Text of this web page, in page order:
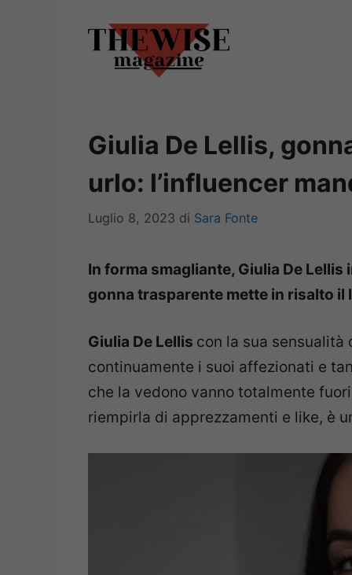
Giulia De Lellis,
urlo: l’influencer
Luglio 8, 2023 di Sara Fonte
In forma smagliante, Giulia De
gonna trasparente mette in risalto il
Giulia De Lellis con la sua sensualità
continuamente i suoi affezionati e
che la vedono vanno totalmente
riempirla di apprezzamenti e like, è